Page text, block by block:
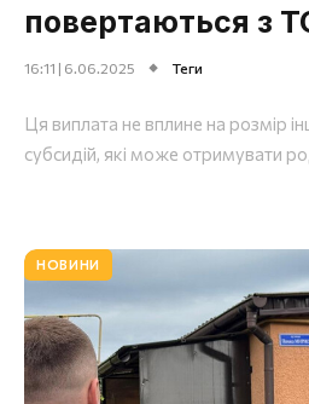
повертаються з
16:11 | 6.06.2025 Теги
Ця виплата не вплине на розмір
субсидій, які може отримувати
НОВИНИ